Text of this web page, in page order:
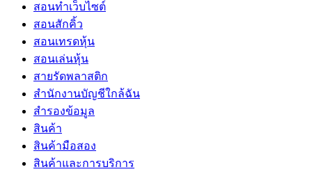
สอนทำเว็บไซต์
สอนสักคิ้ว
สอนเทรดหุ้น
สอนเล่นหุ้น
สายรัดพลาสติก
สำนักงานบัญชีใกล้ฉัน
สำรองข้อมูล
สินค้า
สินค้ามือสอง
สินค้าและการบริการ